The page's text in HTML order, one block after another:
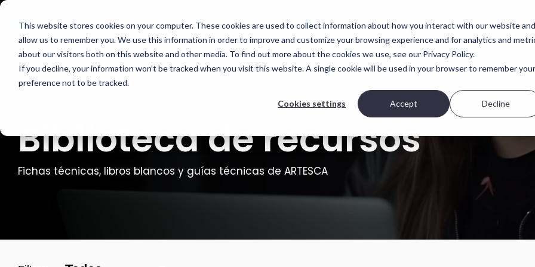
This website stores cookies on your computer. These cookies are used to collect information about how you interact with our website and
allow us to remember you. We use this information in order to improve and customize your browsing experience and for analytics and
about our visitors both on this website and other media. To find out more about the cookies we use, see our Privacy Policy.
If you decline, your information won’t be tracked when you visit this website. A single cookie will be used in your browser to remember your
preference not to be tracked.
Cookies settings Accept Decline
Skip
main
content.
Artesca
Descripción general del
producto
ARTESCA es la solución de almacenamiento de
Opciones de implementación
Cada entorno de TI es diferente. Por eso,
implementaciones de solo software hasta
dispositivos totalmente integrados.
Software Appliance
Hardware Appliance
El ADN de Scality
¿Qué hace que Scality esté
datos a gran escala?
Integrations Casos de éxito Partners Aprende Support
Biblioteca de recursos
Fichas técnicas, libros blancos y guías técnicas de ARTESCA